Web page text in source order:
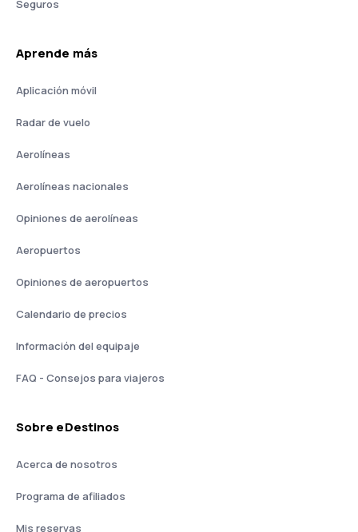
Seguros
Aprende más
Aplicación móvil
Radar de vuelo
Aerolíneas
Aerolíneas nacionales
Opiniones de aerolíneas
Aeropuertos
Opiniones de aeropuertos
Calendario de precios
Información del equipaje
FAQ - Consejos para viajeros
Sobre eDestinos
Acerca de nosotros
Programa de afiliados
Mis reservas